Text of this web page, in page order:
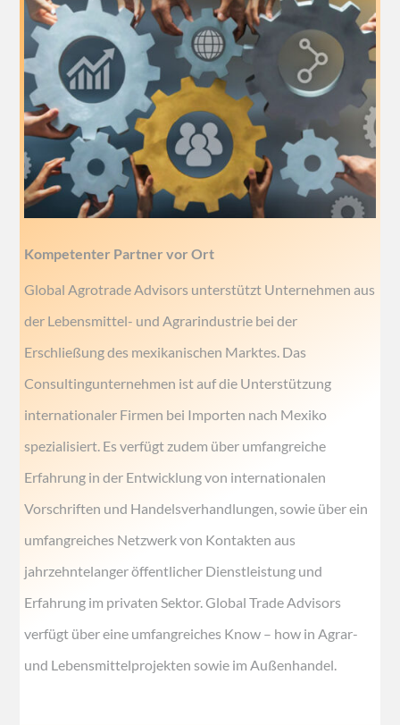
Kompetenter Partner vor Ort
Global Agrotrade Advisors unterstützt Unternehmen aus
der Lebensmittel- und Agrarindustrie bei der
Erschließung des mexikanischen Marktes. Das
Consultingunternehmen ist auf die Unterstützung
internationaler Firmen bei Importen nach Mexiko
spezialisiert. Es verfügt zudem über umfangreiche
Erfahrung in der Entwicklung von internationalen
Vorschriften und Handelsverhandlungen, sowie über ein
umfangreiches Netzwerk von Kontakten aus
jahrzehntelanger öffentlicher Dienstleistung und
Erfahrung im privaten Sektor. Global Trade Advisors
verfügt über eine umfangreiches Know – how in Agrar-
und Lebensmittelprojekten sowie im Außenhandel.